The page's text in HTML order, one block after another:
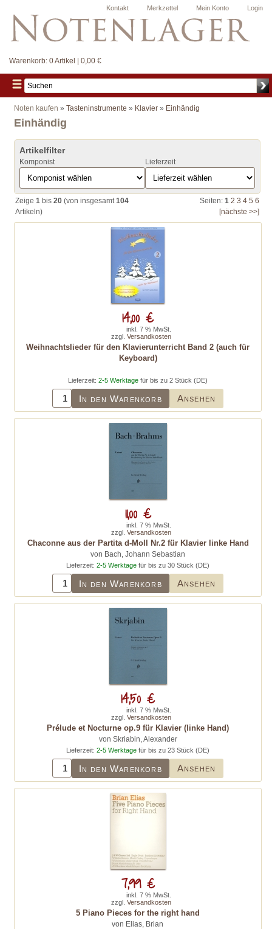
Login
Mein Konto
Merkzettel
Kontakt
Warenkorb: 0 Artikel | 0,00 €
Noten kaufen » Tasteninstrumente » Klavier » Einhändig
Einhändig
Artikelfilter
Komponist Lieferzeit
Zeige 1 bis 20 (von insgesamt104
Artikeln)
Seiten: 1 2 3 4 5 6
[nächste >>]
Weihnachtslieder für den Klavierunterricht Band 2 (auch für
Keyboard)
Lieferzeit: 2-5 Werktage für bis zu 2 Stück (DE)
In den Warenkorb Ansehen
14,00 €
inkl. 7 % MwSt.
zzgl. Versandkosten
Chaconne aus der Partita d-Moll Nr.2 für Klavier linke Hand
von Bach, Johann Sebastian
Lieferzeit: 2-5 Werktage für bis zu 30 Stück (DE)
In den Warenkorb Ansehen
11,00 €
inkl. 7 % MwSt.
zzgl. Versandkosten
Prélude et Nocturne op.9 für Klavier (linke Hand)
von Skriabin, Alexander
Lieferzeit: 2-5 Werktage für bis zu 23 Stück (DE)
In den Warenkorb Ansehen
14,50 €
inkl. 7 % MwSt.
zzgl. Versandkosten
5 Piano Pieces for the right hand
von Elias, Brian
7,99 €
inkl. 7 % MwSt.
zzgl. Versandkosten